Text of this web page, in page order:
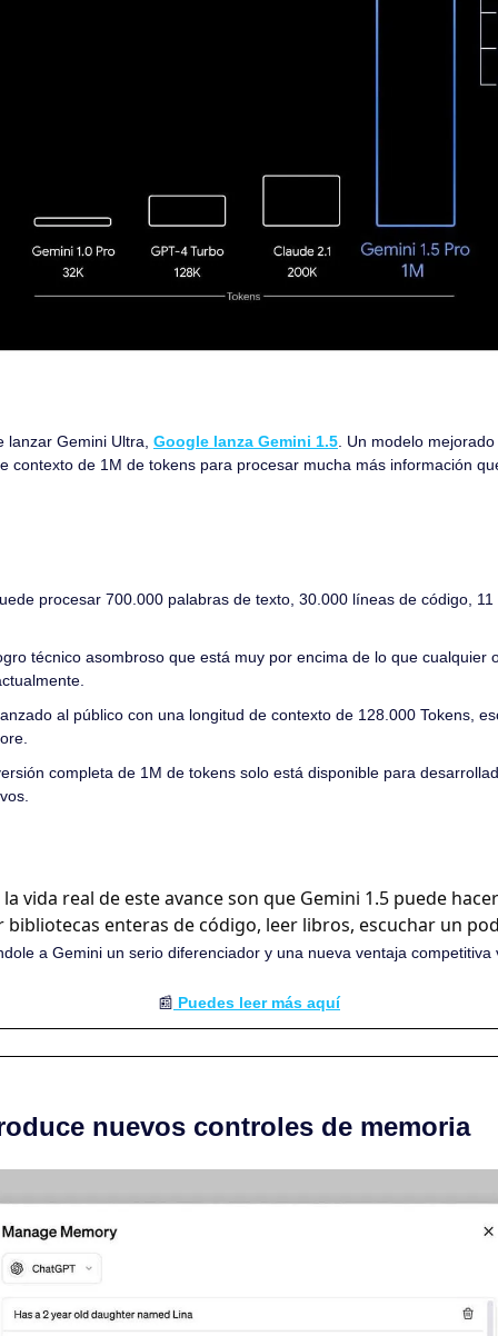
lanzar Gemini Ultra, Google lanza Gemini 1.5. Un modelo
contexto de 1M de tokens para procesar mucha más información
procesar 700.000 palabras de texto, 30.000 líneas de código,
técnico asombroso que está muy por encima de lo que cualquier
al público con una longitud de contexto de 128.000 Tokens,
completa de 1M de tokens solo está disponible para
vida real de este avance son que Gemini 1.5 puede
bibliotecas enteras de código, leer libros, escuchar un
a Gemini un serio diferenciador y una nueva ventaja competitiva
📰 Puedes leer más aquí
nuevos controles de memoria